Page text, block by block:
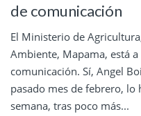
de comunicación
El Ministerio de
Ambiente, Mapama, está
comunicación. Sí, Angel
pasado mes de febrero, lo
semana, tras poco más...